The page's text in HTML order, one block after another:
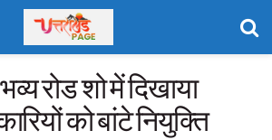
रोड शो में दिखाया
को बांटे नियुक्ति